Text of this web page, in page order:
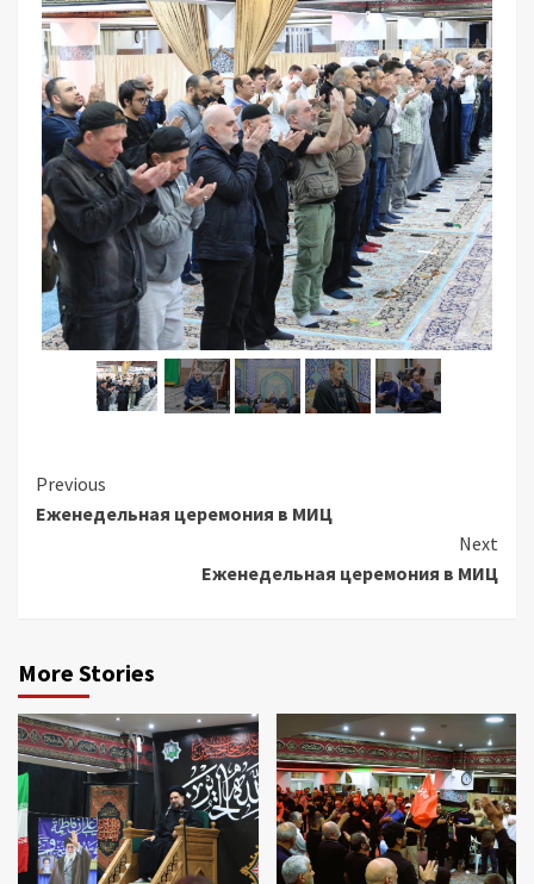
Continue
Reading
Previous
Еженедельная церемония в МИЦ
Next
Еженедельная церемония в МИЦ
More Stories